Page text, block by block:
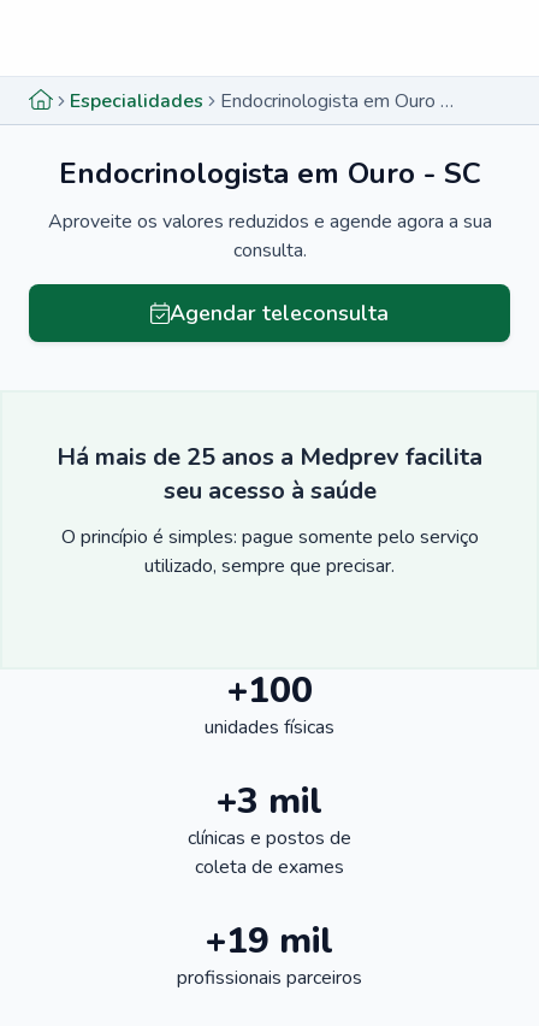
Especialidades Endocrinologista em Ouro - SC
Endocrinologista em Ouro - SC
Aproveite os valores reduzidos e agende agora a sua
consulta.
Agendar teleconsulta
Há mais de 25 anos a Medprev facilita
seu acesso à saúde
O princípio é simples: pague somente pelo serviço
utilizado, sempre que precisar.
+100
unidades físicas
+3 mil
clínicas e postos de
coleta de exames
+19 mil
profissionais parceiros